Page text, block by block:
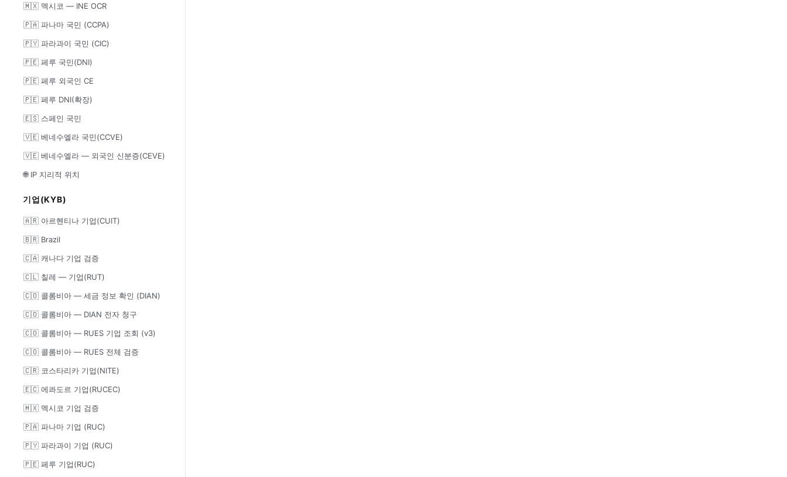
🇲🇽 멕시코 — INE OCR
🇵🇦 파나마 국민 (CCPA)
🇵🇾 파라과이 국민 (CIC)
🇵🇪 페루 국민(DNI)
🇵🇪 페루 외국인 CE
🇵🇪 페루 DNI(확장)
🇪🇸 스페인 국민
🇻🇪 베네수엘라 국민(CCVE)
🇻🇪 베네수엘라 — 외국인 신분증(CEVE)
🌐 IP 지리적 위치
기업(KYB)
🇦🇷 아르헨티나 기업(CUIT)
🇧🇷 Brazil
🇨🇦 캐나다 기업 검증
🇨🇱 칠레 — 기업(RUT)
🇨🇴 콜롬비아 — 세금 정보 확인 (DIAN)
🇨🇴 콜롬비아 — DIAN 전자 청구
🇨🇴 콜롬비아 — RUES 기업 조회 (v3)
🇨🇴 콜롬비아 — RUES 전체 검증
🇨🇷 코스타리카 기업(NITE)
🇪🇨 에콰도르 기업(RUCEC)
🇲🇽 멕시코 기업 검증
🇵🇦 파나마 기업 (RUC)
🇵🇾 파라과이 기업 (RUC)
🇵🇪 페루 기업(RUC)